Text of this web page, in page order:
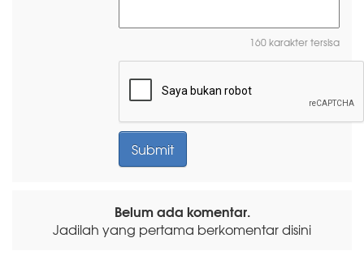
160 karakter tersisa
Belum ada komentar.
Jadilah yang pertama berkomentar disini